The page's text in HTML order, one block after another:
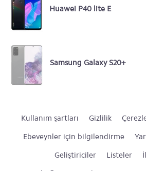
Huawei P40 lite E
Samsung Galaxy S20+
Kullanım şartları Gizlilik
Ebeveynler için bilgilendirme
Geliştiriciler
Listeler